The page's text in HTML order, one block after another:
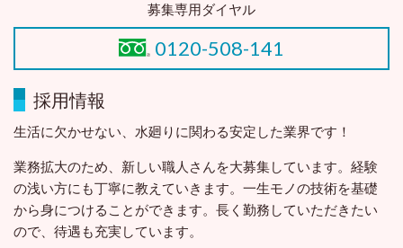
募集専用ダイヤル
0120-508-141
採用情報
生活に欠かせない、水廻りに関わる安定した業界です！
業務拡大のため、新しい職人さんを大募集しています。経験
の浅い方にも丁寧に教えていきます。一生モノの技術を基礎
から身につけることができます。長く勤務していただきたい
ので、待遇も充実しています。